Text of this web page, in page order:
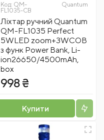
Код: QM-
FL1035-СB
Quantum
Ліхтар ручний Quantum
QM-FL1035 Perfect
5WLED zoom+3WCOB
з функ Power Bank, Li-
ion26650/4500mAh,
box
998 ₴
Купити